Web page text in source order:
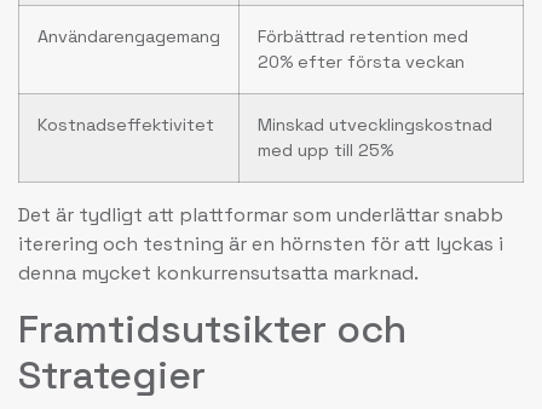
Användarengagemang
Förbättrad retention med
20% efter första veckan
Kostnadseffektivitet
Minskad utvecklingskostnad
med upp till 25%
Det är tydligt att plattformar som underlättar snabb
iterering och testning är en hörnsten för att lyckas i
denna mycket konkurrensutsatta marknad.
Framtidsutsikter och
Strategier